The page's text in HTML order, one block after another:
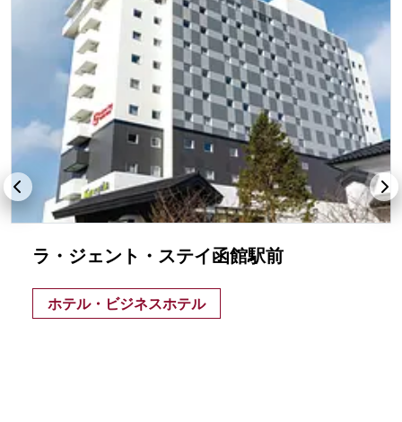
ラ・ジェント・ステイ函館駅前
ホテル・ビジネスホテル